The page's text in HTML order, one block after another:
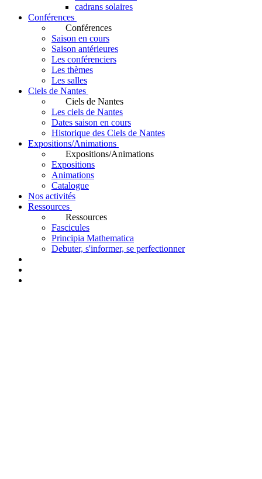
cadrans solaires
Conférences
Conférences
Saison en cours
Saison antérieures
Les conférenciers
Les thèmes
Les salles
Ciels de Nantes
Ciels de Nantes
Les ciels de Nantes
Dates saison en cours
Historique des Ciels de Nantes
Expositions/Animations
Expositions/Animations
Expositions
Animations
Catalogue
Nos activités
Ressources
Ressources
Fascicules
Principia Mathematica
Debuter, s'informer, se perfectionner